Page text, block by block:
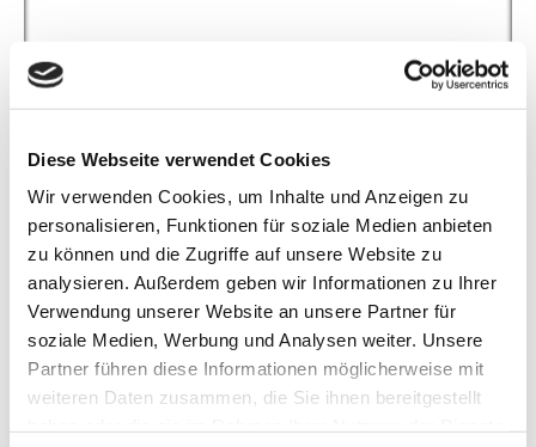
Diese Webseite verwendet Cookies
Wir verwenden Cookies, um Inhalte und Anzeigen zu
personalisieren, Funktionen für soziale Medien anbieten
zu können und die Zugriffe auf unsere Website zu
analysieren. Außerdem geben wir Informationen zu Ihrer
Verwendung unserer Website an unsere Partner für
soziale Medien, Werbung und Analysen weiter. Unsere
Partner führen diese Informationen möglicherweise mit
weiteren Daten zusammen, die Sie ihnen bereitgestellt
StickPack